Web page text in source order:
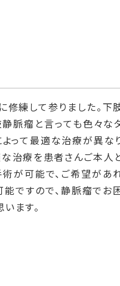
練して参りました。下
脈瘤と言っても色々な
って最適な治療が異な
治療を患者さんご本人
が可能で、ご希望があ
ですので、静脈瘤でお
ます。